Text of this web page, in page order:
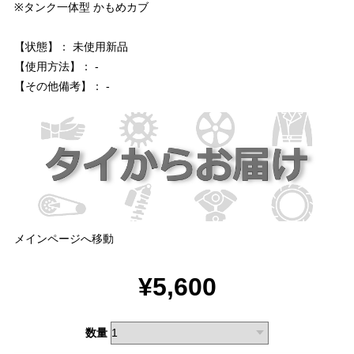
※タンク一体型 かもめカブ
【状態】： 未使用新品
【使用方法】： -
【その他備考】： -
メインページへ移動
¥5,600
数量